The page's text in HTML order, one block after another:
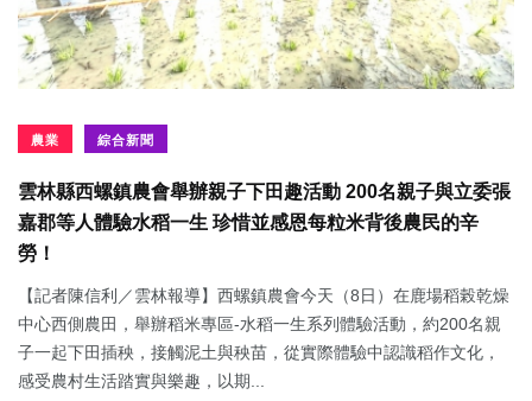
農業 綜合新聞
雲林縣西螺鎮農會舉辦親子下田趣活動 200名親子與立委張
嘉郡等人體驗水稻一生 珍惜並感恩每粒米背後農民的辛
勞！
【記者陳信利／雲林報導】西螺鎮農會今天（8日）在鹿場稻榖乾燥
中心西側農田，舉辦稻米專區-水稻一生系列體驗活動，約200名親
子一起下田插秧，接觸泥土與秧苗，從實際體驗中認識稻作文化，
感受農村生活踏實與樂趣，以期...